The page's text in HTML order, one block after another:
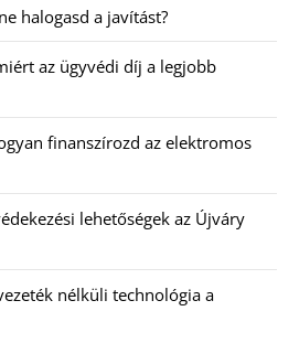
halogasd a javítást?
az ügyvédi díj a legjobb
finanszírozd az elektromos
lehetőségek az Újváry
nélküli technológia a